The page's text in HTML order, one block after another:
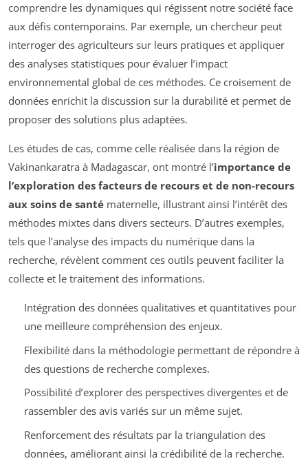
comprendre les dynamiques qui régissent notre société face
aux défis contemporains. Par exemple, un chercheur peut
interroger des agriculteurs sur leurs pratiques et appliquer
des analyses statistiques pour évaluer l’impact
environnemental global de ces méthodes. Ce croisement de
données enrichit la discussion sur la durabilité et permet de
proposer des solutions plus adaptées.
Les études de cas, comme celle réalisée dans la région de
Vakinankaratra à Madagascar, ont montré l’importance de
l’exploration des facteurs de recours et de non-recours
aux soins de santé maternelle, illustrant ainsi l’intérêt des
méthodes mixtes dans divers secteurs. D’autres exemples,
tels que l’analyse des impacts du numérique dans la
recherche, révèlent comment ces outils peuvent faciliter la
collecte et le traitement des informations.
Intégration des données qualitatives et quantitatives pour
une meilleure compréhension des enjeux.
Flexibilité dans la méthodologie permettant de répondre à
des questions de recherche complexes.
Possibilité d’explorer des perspectives divergentes et de
rassembler des avis variés sur un même sujet.
Renforcement des résultats par la triangulation des
données, améliorant ainsi la crédibilité de la recherche.